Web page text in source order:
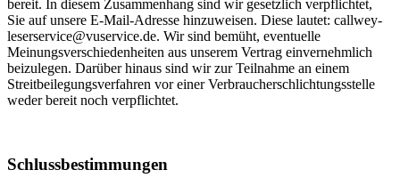
bereit. In diesem Zusammenhang sind wir gesetzlich verpflichtet,
Sie auf unsere E-Mail-Adresse hinzuweisen. Diese lautet: callwey-
leserservice@vuservice.de. Wir sind bemüht, eventuelle
Meinungsverschiedenheiten aus unserem Vertrag einvernehmlich
beizulegen. Darüber hinaus sind wir zur Teilnahme an einem
Streitbeilegungsverfahren vor einer Verbraucherschlichtungsstelle
weder bereit noch verpflichtet.
Schlussbestimmungen